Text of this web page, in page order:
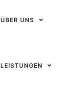
ÜBER UNS
LEISTUNGEN